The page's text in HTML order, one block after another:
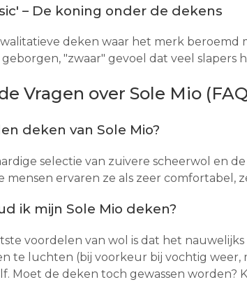
– De koning onder de dekens
deken waar het merk
"zwaar" gevoel dat veel slapers
Vragen over Sole Mio
deken van Sole Mio?
selectie van zuivere scheerwol en
mensen ervaren ze als zeer
ik mijn Sole Mio deken?
voordelen van wol is dat het
te luchten (bij voorkeur bij vochtig weer,
Moet de deken toch gewassen worden?